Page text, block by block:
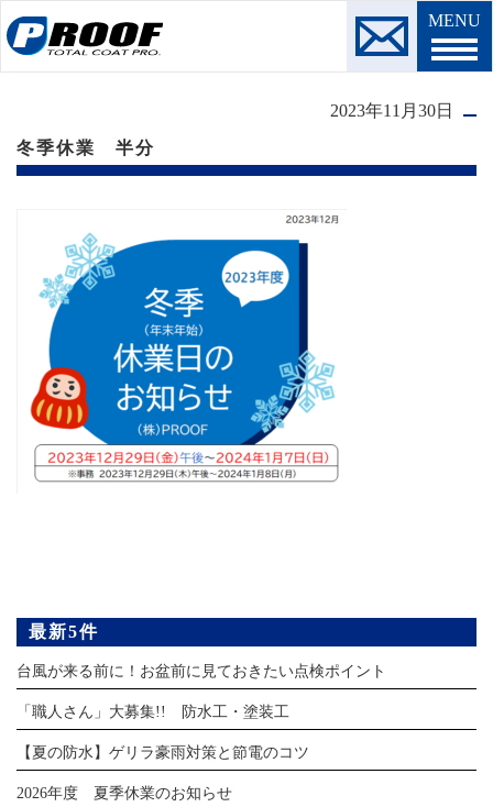
MENU
2023年11月30日
冬季休業 半分
最新5件
台風が来る前に！お盆前に見ておきたい点検ポイント
「職人さん」大募集!! 防水工・塗装工
【夏の防水】ゲリラ豪雨対策と節電のコツ
2026年度 夏季休業のお知らせ